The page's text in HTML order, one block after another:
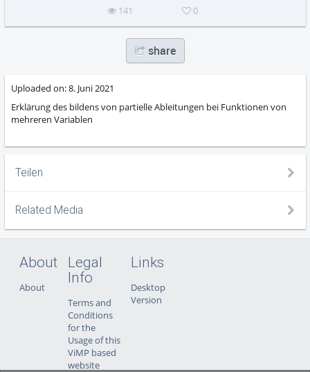
141 0
share
Uploaded on:8. Juni 2021
Erklärung des bildens von partielle Ableitungen bei Funktionen von
mehreren Variablen
Teilen
Related Media
About
About
Legal
Info
Terms and
Conditions
for the
Usage of this
ViMP based
website
Links
Desktop
Version